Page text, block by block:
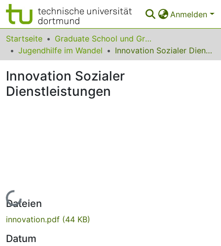
Anmelden
Bereiche & Sammlungen
Das gesamte Repositorium
Statistiken
FAQ
Startseite
Graduate School und Graduiertenkollegs
Jugendhilfe im Wandel
Innovation Sozialer Dienstleistungen
Innovation Sozialer
Dienstleistungen
Lade...
Dateien
innovation.pdf (44 KB)
Datum